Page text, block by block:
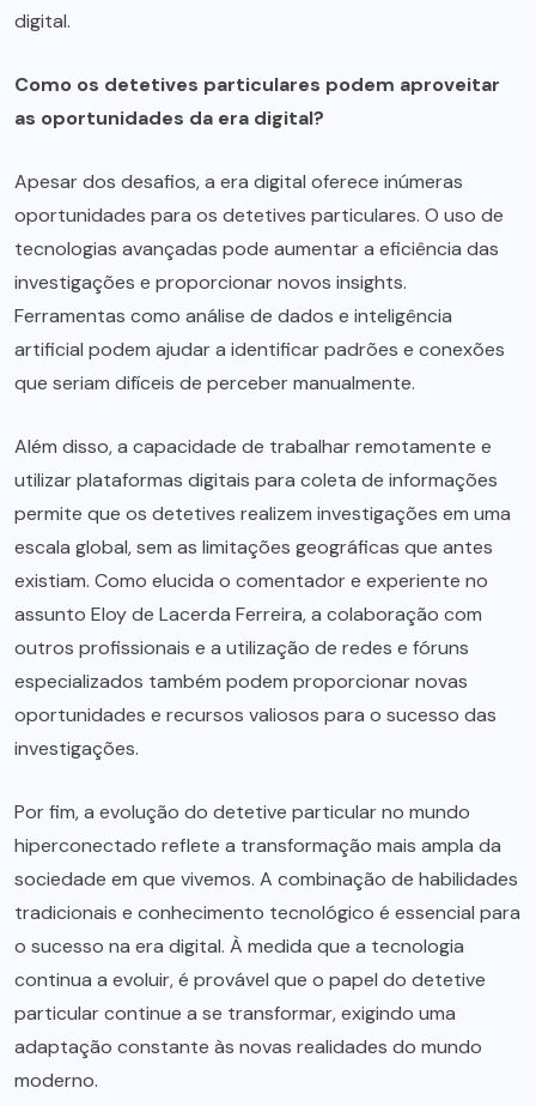
digital.
Como os detetives particulares podem aproveitar
as oportunidades da era digital?
Apesar dos desafios, a era digital oferece inúmeras
oportunidades para os detetives particulares. O uso de
tecnologias avançadas pode aumentar a eficiência das
investigações e proporcionar novos insights.
Ferramentas como análise de dados e inteligência
artificial podem ajudar a identificar padrões e conexões
que seriam difíceis de perceber manualmente.
Além disso, a capacidade de trabalhar remotamente e
utilizar plataformas digitais para coleta de informações
permite que os detetives realizem investigações em uma
escala global, sem as limitações geográficas que antes
existiam. Como elucida o comentador e experiente no
assunto Eloy de Lacerda Ferreira, a colaboração com
outros profissionais e a utilização de redes e fóruns
especializados também podem proporcionar novas
oportunidades e recursos valiosos para o sucesso das
investigações.
Por fim, a evolução do detetive particular no mundo
hiperconectado reflete a transformação mais ampla da
sociedade em que vivemos. A combinação de habilidades
tradicionais e conhecimento tecnológico é essencial para
o sucesso na era digital. À medida que a tecnologia
continua a evoluir, é provável que o papel do detetive
particular continue a se transformar, exigindo uma
adaptação constante às novas realidades do mundo
moderno.